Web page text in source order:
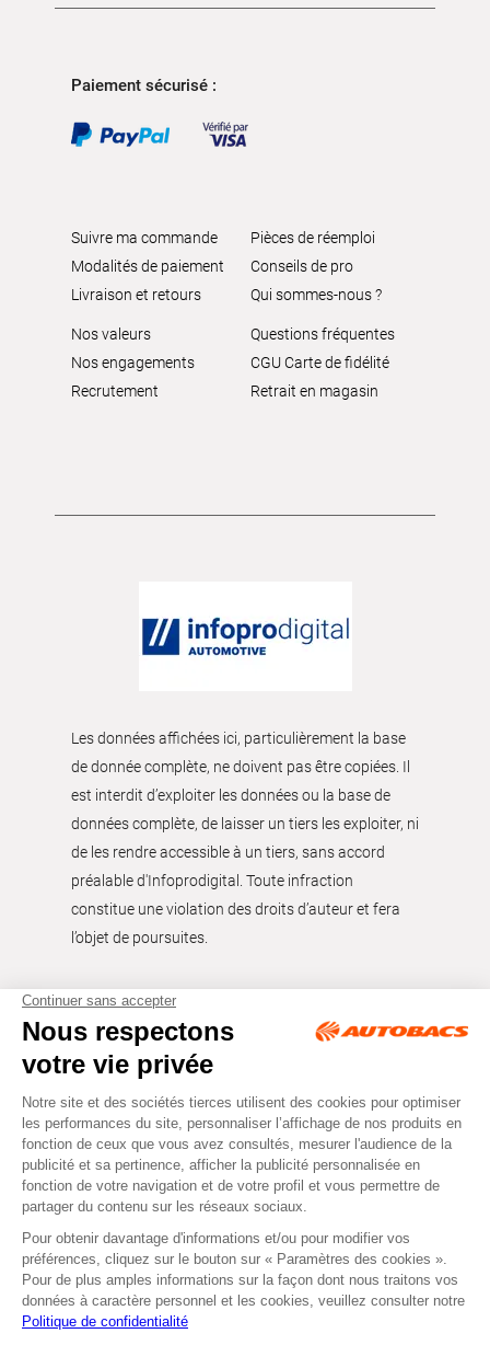
Paiement sécurisé :
Suivre ma commande
Modalités de paiement
Livraison et retours
Pièces de réemploi
Conseils de pro
Qui sommes-nous ?
Nos valeurs
Nos engagements
Recrutement
Questions fréquentes
CGU Carte de fidélité
Retrait en magasin
Les données affichées ici, particulièrement la base
de donnée complète, ne doivent pas être copiées. Il
est interdit d’exploiter les données ou la base de
données complète, de laisser un tiers les exploiter, ni
de les rendre accessible à un tiers, sans accord
préalable d'Infoprodigital. Toute infraction
constitue une violation des droits d’auteur et fera
l’objet de poursuites.
Tous droits réservés © Autobacs
Mentions légales RGPD
Cookies CGV